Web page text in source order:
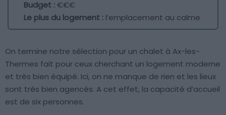
Budget :€€€
Le plus du logement : l’emplacement au calme
On termine notre sélection pour un chalet à Ax-les-
Thermes fait pour ceux cherchant un logement moderne
et très bien équipé. Ici, on ne manque de rien et les lieux
sont très bien agencés. A cet effet, la capacité d’accueil
est de six personnes.